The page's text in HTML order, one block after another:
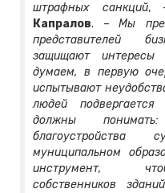
штрафных санкций, -
Капралов. –Мы
представителей
защищают интересы
думаем, в первую
испытывают
людей
должны
муниципальном
инструмент,
собственников